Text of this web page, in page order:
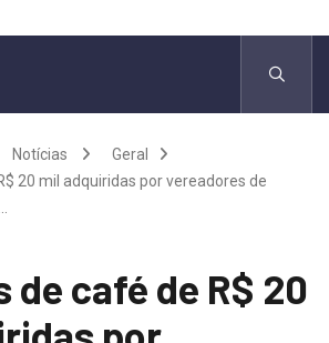
Notícias
Geral
20 mil adquiridas por vereadores de
de café de R$ 20